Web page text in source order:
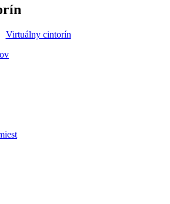
Virtuálny cintorín